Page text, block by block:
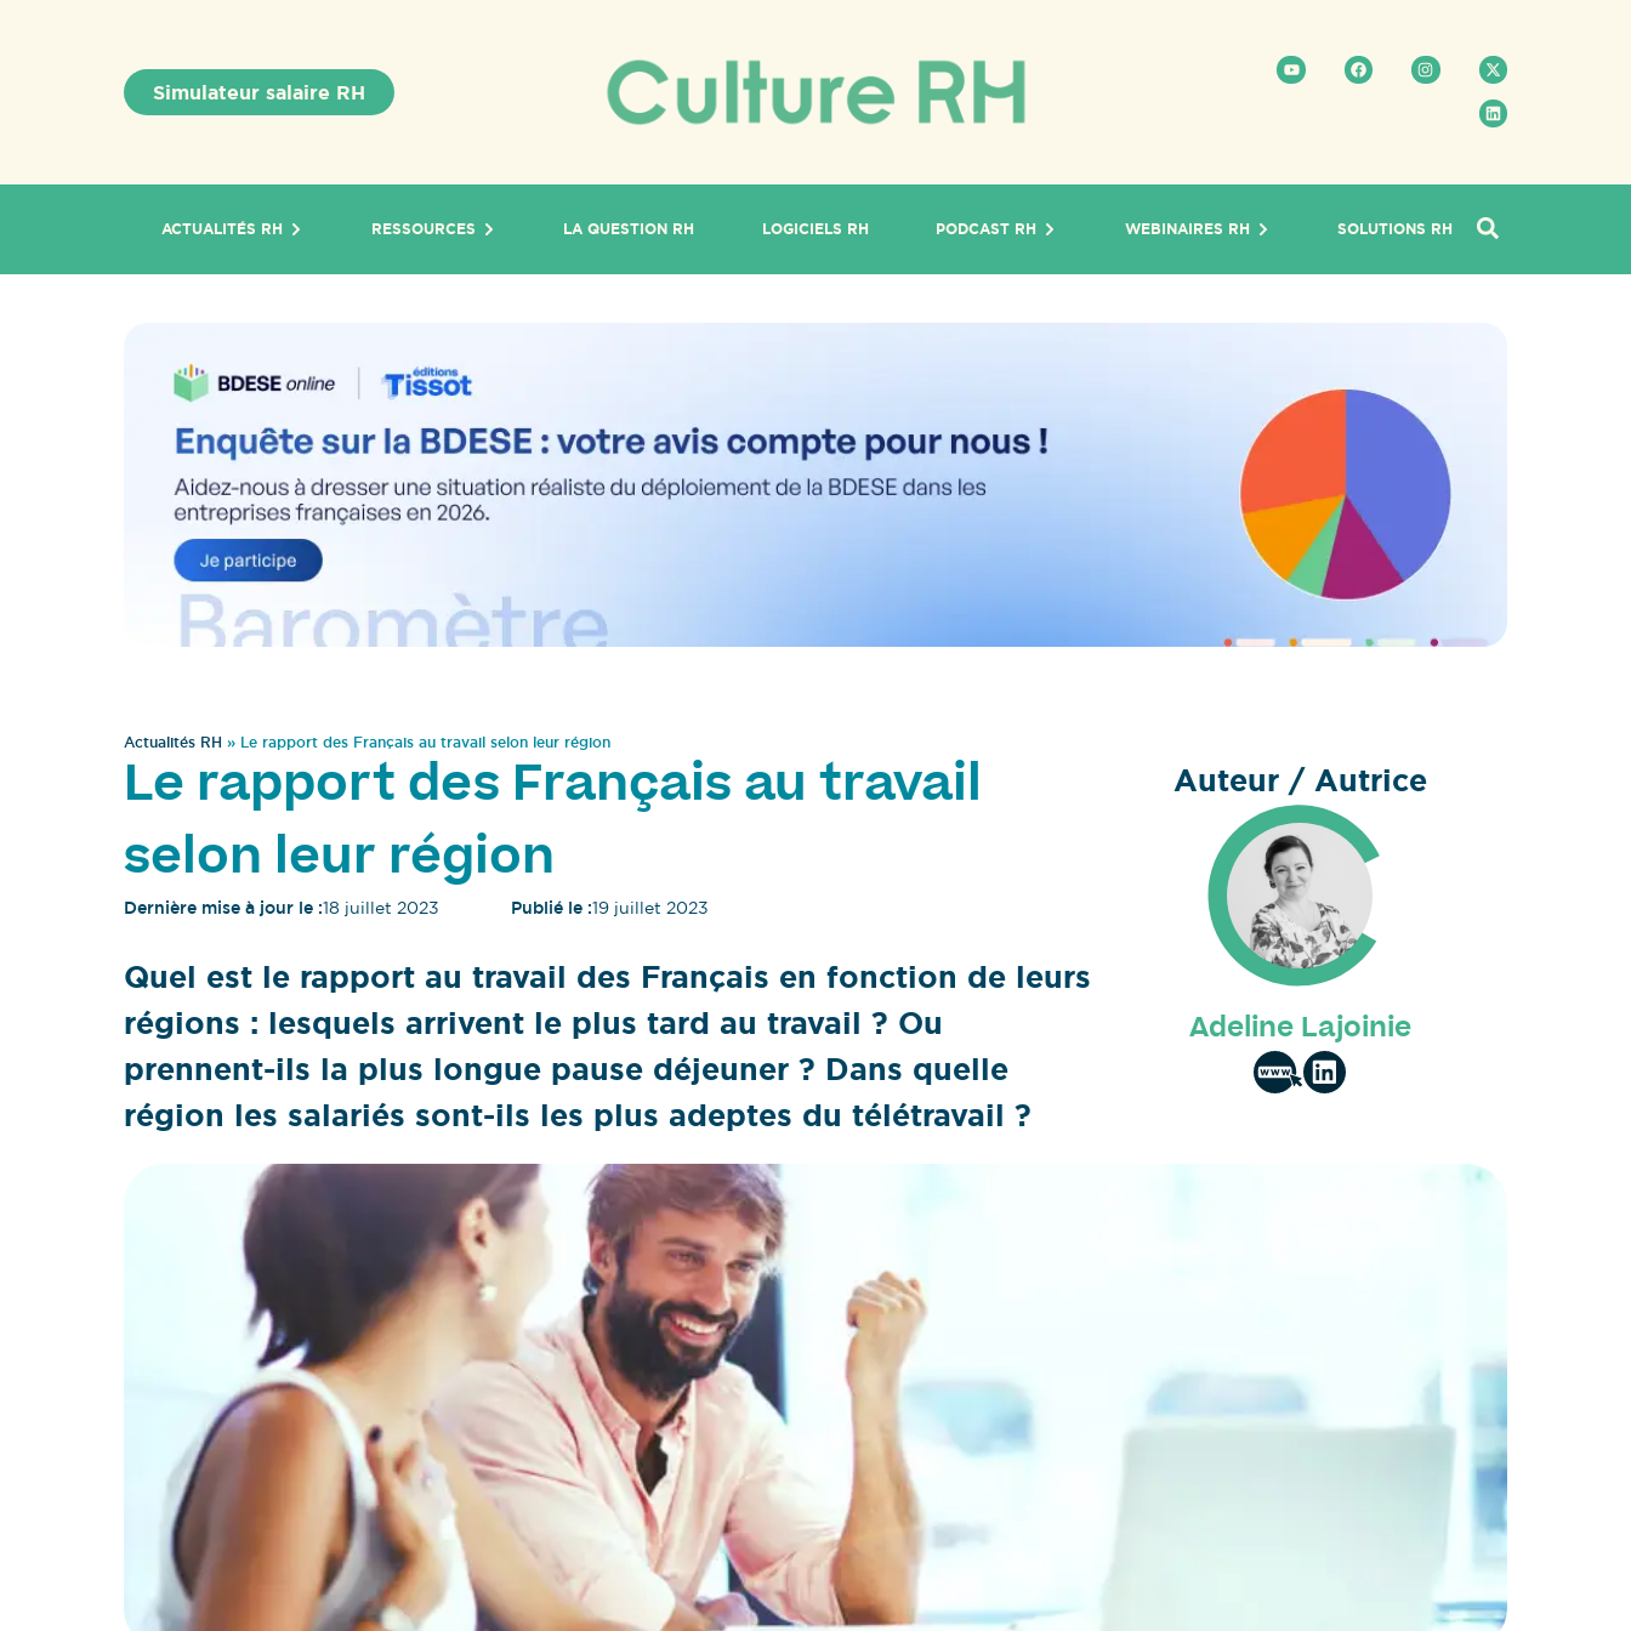
Simulateur salaire RH
ACTUALITÉS RH RESSOURCES LA QUESTION RH LOGICIELS RH PODCAST RH WEBINAIRES RH SOLUTIONS RH
Actualités RH » Le rapport des Français au travail selon leur région
Le rapport des Français au travail
selon leur région
Dernière mise à jour le :18 juillet 2023 Publié le :19 juillet 2023
Quel est le rapport au travail des Français en fonction de leurs
régions : lesquels arrivent le plus tard au travail ? Ou
prennent-ils la plus longue pause déjeuner ? Dans quelle
région les salariés sont-ils les plus adeptes du télétravail ?
Auteur / Autrice
Adeline Lajoinie